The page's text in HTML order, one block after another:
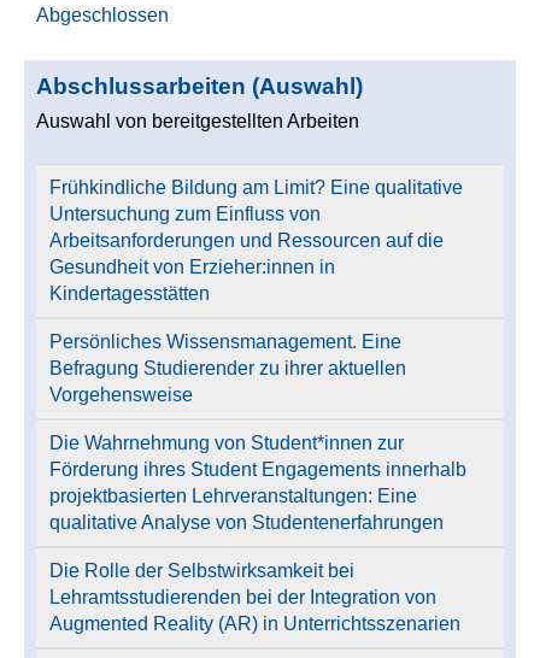
Abgeschlossen
Abschlussarbeiten (Auswahl)
Auswahl von bereitgestellten Arbeiten
Frühkindliche Bildung am Limit? Eine qualitative
Untersuchung zum Einfluss von
Arbeitsanforderungen und Ressourcen auf die
Gesundheit von Erzieher:innen in
Kindertagesstätten
Persönliches Wissensmanagement. Eine
Befragung Studierender zu ihrer aktuellen
Vorgehensweise
Die Wahrnehmung von Student*innen zur
Förderung ihres Student Engagements innerhalb
projektbasierten Lehrveranstaltungen: Eine
qualitative Analyse von Studentenerfahrungen
Die Rolle der Selbstwirksamkeit bei
Lehramtsstudierenden bei der Integration von
Augmented Reality (AR) in Unterrichtsszenarien